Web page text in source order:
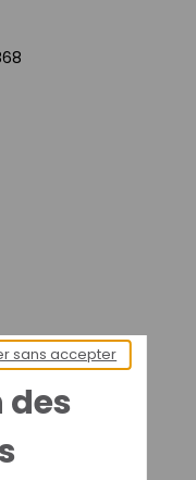
sans accepter